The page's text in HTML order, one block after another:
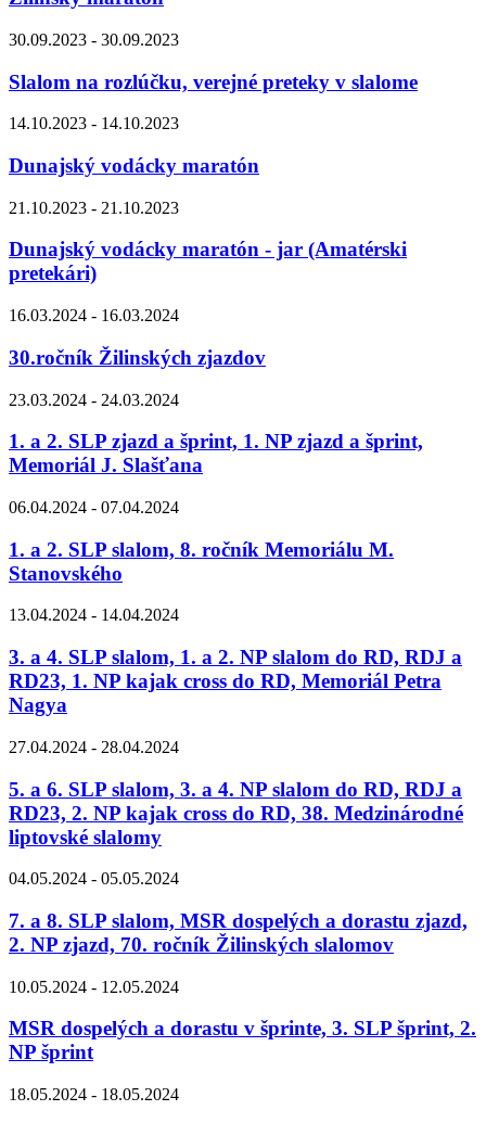
30.09.2023 - 30.09.2023
Slalom na rozlúčku, verejné preteky v slalome
14.10.2023 - 14.10.2023
Dunajský vodácky maratón
21.10.2023 - 21.10.2023
Dunajský vodácky maratón - jar (Amatérski
pretekári)
16.03.2024 - 16.03.2024
30.ročník Žilinských zjazdov
23.03.2024 - 24.03.2024
1. a 2. SLP zjazd a šprint, 1. NP zjazd a šprint,
Memoriál J. Slašťana
06.04.2024 - 07.04.2024
1. a 2. SLP slalom, 8. ročník Memoriálu M.
Stanovského
13.04.2024 - 14.04.2024
3. a 4. SLP slalom, 1. a 2. NP slalom do RD, RDJ a
RD23, 1. NP kajak cross do RD, Memoriál Petra
Nagya
27.04.2024 - 28.04.2024
5. a 6. SLP slalom, 3. a 4. NP slalom do RD, RDJ a
RD23, 2. NP kajak cross do RD, 38. Medzinárodné
liptovské slalomy
04.05.2024 - 05.05.2024
7. a 8. SLP slalom, MSR dospelých a dorastu zjazd,
2. NP zjazd, 70. ročník Žilinských slalomov
10.05.2024 - 12.05.2024
MSR dospelých a dorastu v šprinte, 3. SLP šprint, 2.
NP šprint
18.05.2024 - 18.05.2024